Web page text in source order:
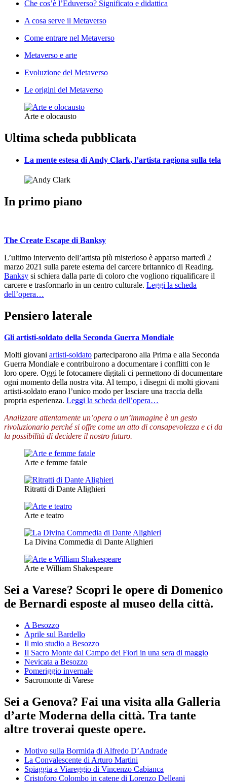
Che cos’è l’Eduverso? Significato e didattica
A cosa serve il Metaverso
Come entrare nel Metaverso
Metaverso e arte
Evoluzione del Metaverso
Le origini del Metaverso
Arte e olocausto
Ultima scheda pubblicata
La mente estesa di Andy Clark, l’artista ragiona sulla tela
In primo piano
The Create Escape di Banksy
L’ultimo intervento dell’artista più misterioso è apparso martedì 2
marzo 2021 sulla parete esterna del carcere britannico di Reading.
Banksy si schiera dalla parte di coloro che vogliono riqualificare il
carcere e trasformarlo in un centro culturale. Leggi la scheda
dell’opera…
Pensiero laterale
Gli artisti-soldato della Seconda Guerra Mondiale
Molti giovani artisti-soldato parteciparono alla Prima e alla Seconda
Guerra Mondiale e contribuirono a documentare i conflitti con le
loro opere. Oggi le fotocamere digitali ci permettono di documentare
ogni momento della nostra vita. Al tempo, i disegni di molti giovani
artisti-soldato erano l’unico modo per lasciare una traccia della
propria esperienza. Leggi la scheda dell’opera…
Analizzare attentamente un’opera o un’immagine è un gesto
rivoluzionario perché si offre come un atto di consapevolezza e ci da
la possibilità di decidere il nostro futuro.
Arte e femme fatale
Ritratti di Dante Alighieri
Arte e teatro
La Divina Commedia di Dante Alighieri
Arte e William Shakespeare
Sei a Varese? Scopri le opere di Domenico
de Bernardi esposte al museo della città.
A Besozzo
Aprile sul Bardello
Il mio studio a Besozzo
Il Sacro Monte dal Campo dei Fiori in una sera di maggio
Nevicata a Besozzo
Pomeriggio invernale
Sacromonte di Varese
Sei a Genova? Fai una visita alla Galleria
d’arte Moderna della città. Tra tante
altre troverai queste opere.
Motivo sulla Bormida di Alfredo D’Andrade
La Convalescente di Arturo Martini
Spiaggia a Viareggio di Vincenzo Cabianca
Cristoforo Colombo in catene di Lorenzo Delleani